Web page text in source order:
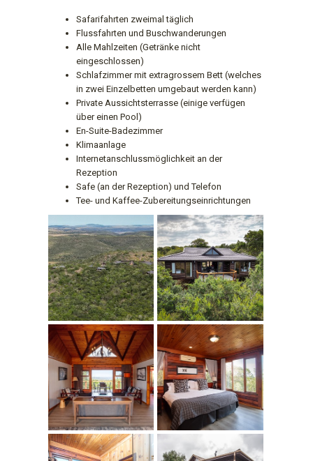
Safarifahrten zweimal täglich
Flussfahrten und Buschwanderungen
Alle Mahlzeiten (Getränke nicht
eingeschlossen)
Schlafzimmer mit extragrossem Bett (welches
in zwei Einzelbetten umgebaut werden kann)
Private Aussichtsterrasse (einige verfügen
über einen Pool)
En-Suite-Badezimmer
Klimaanlage
Internetanschlussmöglichkeit an der
Rezeption
Safe (an der Rezeption) und Telefon
Tee- und Kaffee-Zubereitungseinrichtungen